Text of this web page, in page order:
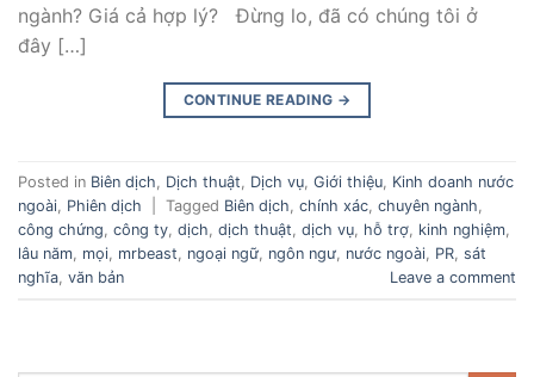
ngành? Giá cả hợp lý? Đừng lo, đã có chúng tôi ở
đây […]
CONTINUE READING →
Posted in Biên dịch Dịch thuật Dịch vụ Giới thiệu Kinh doanh nước
ngoài Phiên dịch Tagged Biên dịch chính xác chuyên ngành
công chứng công ty dịch dịch thuật dịch vụ hỗ trợ kinh nghiệm
lâu năm mọi mrbeast ngoại ngữ ngôn ngư nước ngoài PR sát
nghĩa văn bản Leave a comment